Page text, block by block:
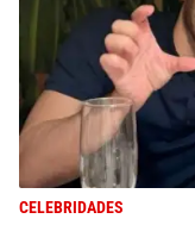
CELEBRIDADES